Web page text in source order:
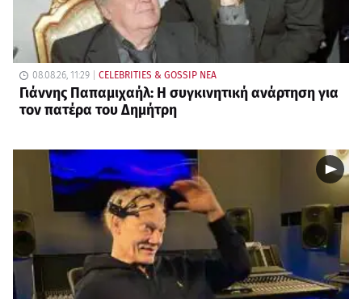
08.08.26, 11:29 CELEBRITIES & GOSSIP ΝΕΑ
Γιάννης Παπαμιχαήλ: Η συγκινητική ανάρτηση για
τον πατέρα του Δημήτρη